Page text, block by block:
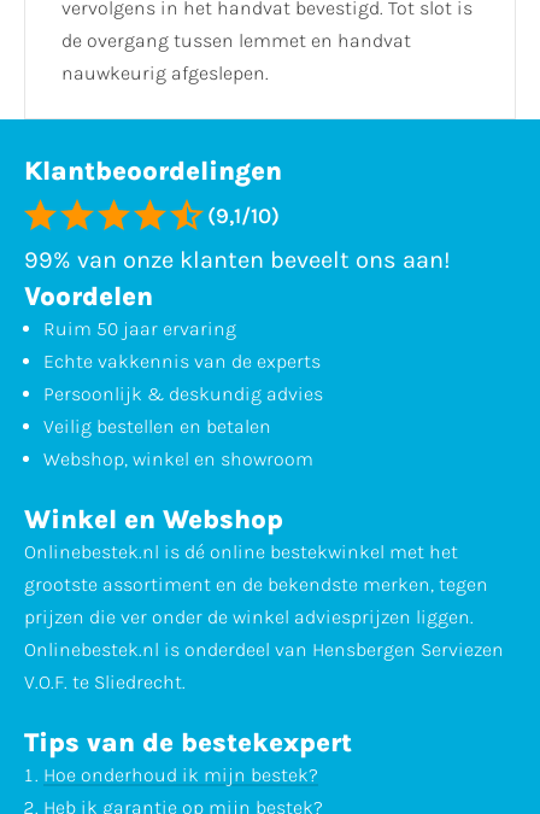
vervolgens in het handvat bevestigd. Tot slot is
de overgang tussen lemmet en handvat
nauwkeurig afgeslepen.
Klantbeoordelingen
(9,1/10)
99% van onze klanten beveelt ons aan!
Voordelen
Ruim 50 jaar ervaring
Echte vakkennis van de experts
Persoonlijk & deskundig advies
Veilig bestellen en betalen
Webshop, winkel en showroom
Winkel en Webshop
Onlinebestek.nl is dé online bestekwinkel met het
grootste assortiment en de bekendste merken, tegen
prijzen die ver onder de winkel adviesprijzen liggen.
Onlinebestek.nl is onderdeel van Hensbergen Serviezen
V.O.F. te Sliedrecht.
Tips van de bestekexpert
Hoe onderhoud ik mijn bestek?
Heb ik garantie op mijn bestek?